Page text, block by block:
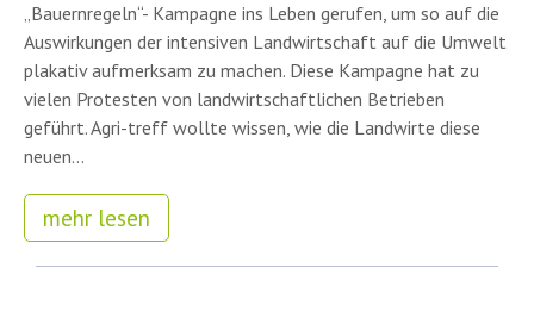
„Bauernregeln“- Kampagne ins Leben gerufen, um so auf die
Auswirkungen der intensiven Landwirtschaft auf die Umwelt
plakativ aufmerksam zu machen. Diese Kampagne hat zu
vielen Protesten von landwirtschaftlichen Betrieben
geführt. Agri-treff wollte wissen, wie die Landwirte diese
neuen...
mehr lesen